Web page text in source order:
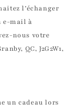
l’échanger
e-mail à
nous votre
QC, J2G2W1,
un cadeau lors